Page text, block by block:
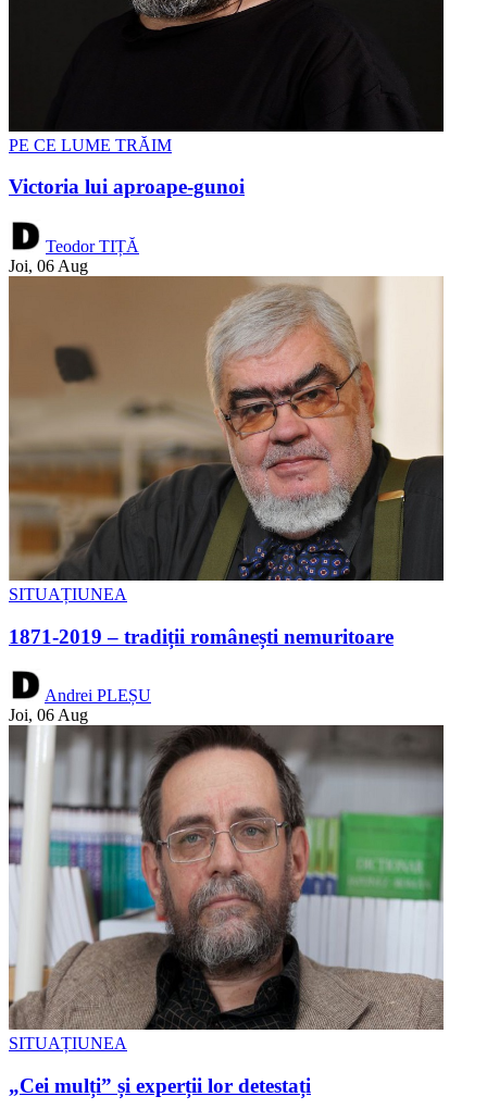
PE CE LUME TRĂIM
Victoria lui aproape-gunoi
Teodor TIȚĂ
Joi, 06 Aug
SITUAȚIUNEA
1871-2019 – tradiții românești nemuritoare
Andrei PLEȘU
Joi, 06 Aug
SITUAȚIUNEA
„Cei mulți” și experții lor detestați